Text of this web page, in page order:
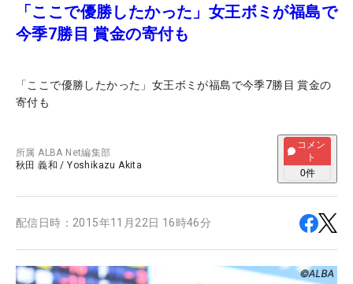
「ここで優勝したかった」女王ボミが福島で
今季7勝目 賞金の寄付も
「ここで優勝したかった」女王ボミが福島で今季7勝目 賞金の
寄付も
所属ALBA Net編集部
秋田 義和 /Yoshikazu Akita
コメン
ト
0件
配信日時： 2015年11月22日 16時46分